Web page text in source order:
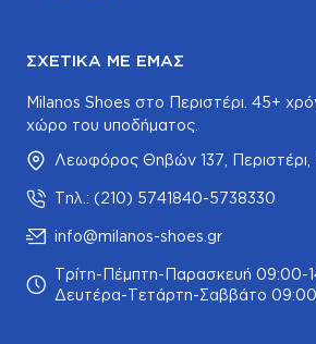
ΣΧΕΤΙΚΆ ΜΕ ΕΜΆΣ
Milanos Shoes στο Περιστέρι. 45+
χώρο του υποδήματος.
Λεωφόρος Θηβών 137, Περιστέρι,
Τηλ.: (210) 5741840-5738330
info@milanos-shoes.gr
Τρίτη-Πέμπτη-Παρασκευή 09:00-
Δευτέρα-Τετάρτη-Σαββάτο